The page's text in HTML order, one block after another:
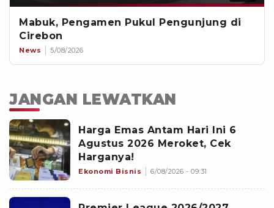
Mabuk, Pengamen Pukul Pengunjung di
Cirebon
News 5/08/2026
JANGAN LEWATKAN
Harga Emas Antam Hari Ini 6
Agustus 2026 Meroket, Cek
Harganya!
Ekonomi Bisnis 6/08/2026 - 09:31